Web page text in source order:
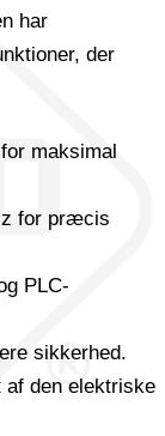
har
der
maksimal
for præcis
PLC-
sikkerhed.
af den elektriske